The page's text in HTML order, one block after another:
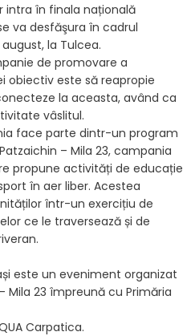
intra în finala națională
va desfăşura în cadrul
la Tulcea.
de promovare a
obiectiv este să reapropie
la aceasta, având ca
vâslitul.
face parte dintr-un program
– Mila 23, campania
propune activități de educație
în aer liber. Acestea
într-un exercițiu de
ce le traversează și de
este un eveniment organizat
Mila 23 împreună cu Primăria
Carpatica.